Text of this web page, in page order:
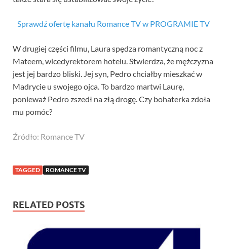
Sprawdź ofertę kanału Romance TV w PROGRAMIE TV
W drugiej części filmu, Laura spędza romantyczną noc z
Mateem, wicedyrektorem hotelu. Stwierdza, że mężczyzna
jest jej bardzo bliski. Jej syn, Pedro chciałby mieszkać w
Madrycie u swojego ojca. To bardzo martwi Laurę,
ponieważ Pedro zszedł na złą drogę. Czy bohaterka zdoła
mu pomóc?
Źródło: Romance TV
TAGGED ROMANCE TV
RELATED POSTS